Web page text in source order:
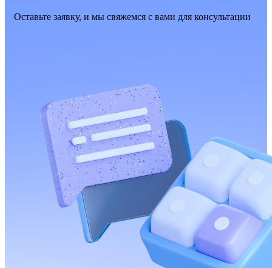
Оставьте заявку, и мы свяжемся с вами для консультации